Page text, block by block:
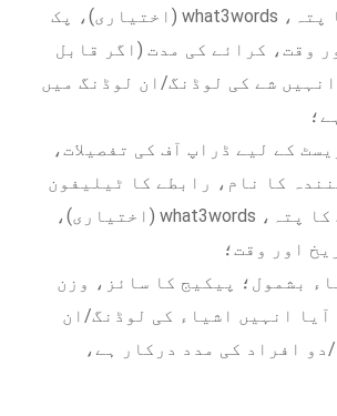
نمبر، پک اپ کا پتہ، what3words (اختیاری)، پک
وقت، کرائے کی مدت (اگر قابل
انہیں شے کی لوڈنگ/ان لوڈنگ میں
کے لیے ڈراپ آف کی تفصیلات،
کا نام، رابطے کا ٹیلیفون
نمبر، ڈراپ آف کا پتہ، what3words (اختیاری)،
اور وقت؛
بشمول؛ پیکیج کا سائز، وزن
آیا انہیں اشیاء کی لوڈنگ/ان
دو افراد کی مدد درکار ہے،